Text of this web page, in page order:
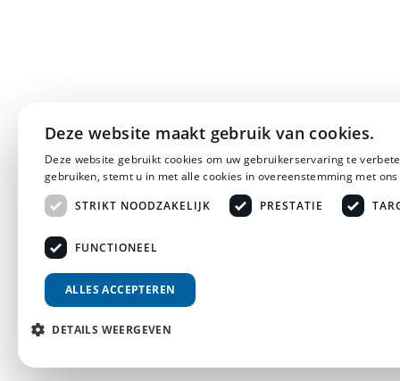
Deze website maakt gebruik van cookies.
Deze website gebruikt cookies om uw gebruikerservaring te
gebruiken, stemt u in met alle cookies in overeenstemming met
STRIKT NOODZAKELIJK
PRESTATIE
FUNCTIONEEL
ALLES ACCEPTEREN
DETAILS WEERGEVEN